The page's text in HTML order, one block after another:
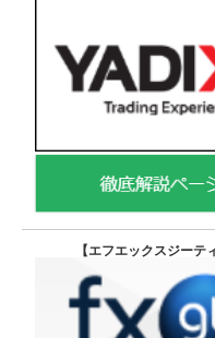
【エフエックスジーテ